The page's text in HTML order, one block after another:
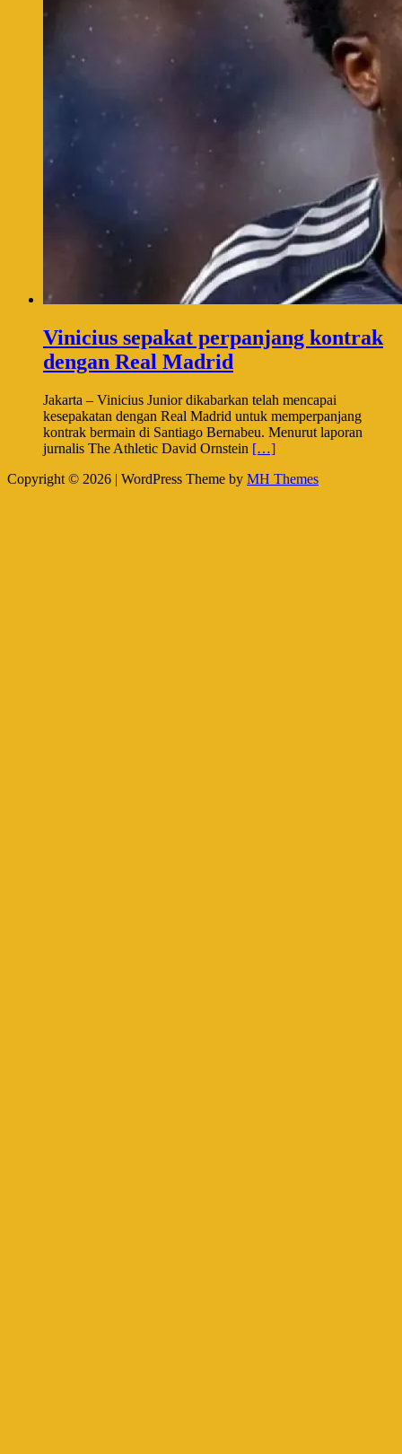
Vinicius sepakat perpanjang kontrak
dengan Real Madrid
Jakarta – Vinicius Junior dikabarkan telah mencapai
kesepakatan dengan Real Madrid untuk memperpanjang
kontrak bermain di Santiago Bernabeu. Menurut laporan
jurnalis The Athletic David Ornstein […]
Copyright © 2026 | WordPress Theme by MH Themes